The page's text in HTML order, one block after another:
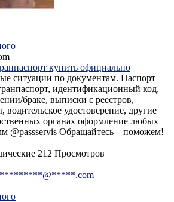
купить официально
ситуации по документам. Паспорт
идентификационный код,
браке, выписки с реестров,
удостоверение, другие
органах оформление любых
@passservis Обращайтесь – поможем!
212 Просмотров